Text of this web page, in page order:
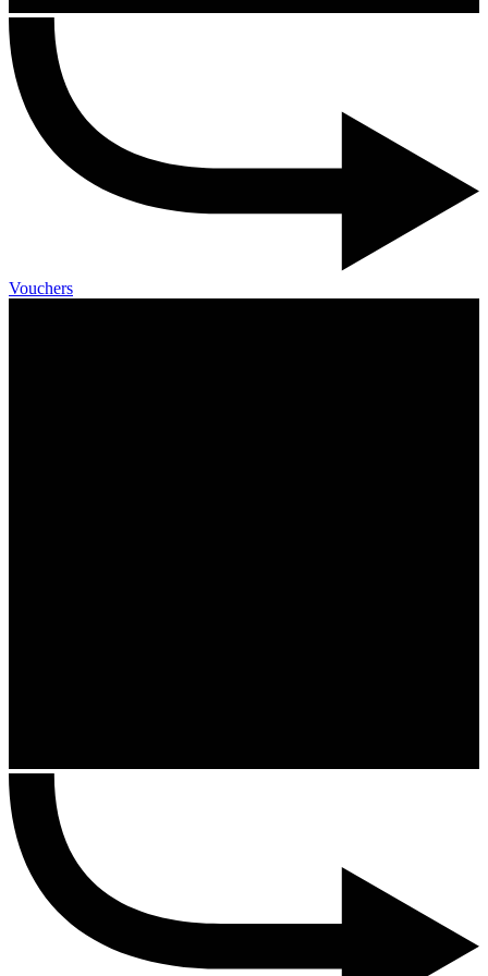
Vouchers